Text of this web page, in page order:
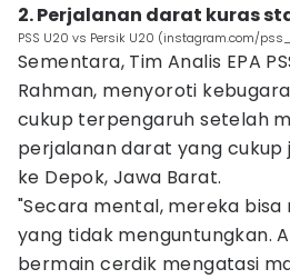
2. Perjalanan darat kuras
PSS U20 vs Persik U20 (instagram.com/
Sementara, Tim Analis EPA
Rahman, menyoroti
cukup terpengaruh setelah
perjalanan darat yang cukup
ke Depok, Jawa Barat.
"Secara mental, mereka bisa
yang tidak menguntungkan.
bermain cerdik mengatasi